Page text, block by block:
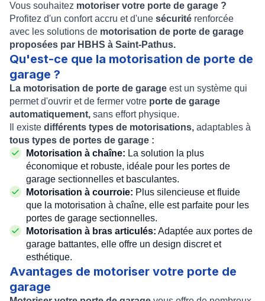
Vous souhaitez motoriser votre porte de garage ?
Profitez d'un confort accru et d'une sécurité renforcée
avec les solutions de motorisation de porte de garage
proposées par HBHS à Saint-Pathus.
Qu'est-ce que la motorisation de porte de
garage ?
La motorisation de porte de garage est un système qui
permet d'ouvrir et de fermer votre porte de garage
automatiquement, sans effort physique.
Il existe différents types de motorisations, adaptables à
tous types de portes de garage :
Motorisation à chaîne: La solution la plus
économique et robuste, idéale pour les portes de
garage sectionnelles et basculantes.
Motorisation à courroie: Plus silencieuse et fluide
que la motorisation à chaîne, elle est parfaite pour les
portes de garage sectionnelles.
Motorisation à bras articulés: Adaptée aux portes de
garage battantes, elle offre un design discret et
esthétique.
Avantages de motoriser votre porte de
garage